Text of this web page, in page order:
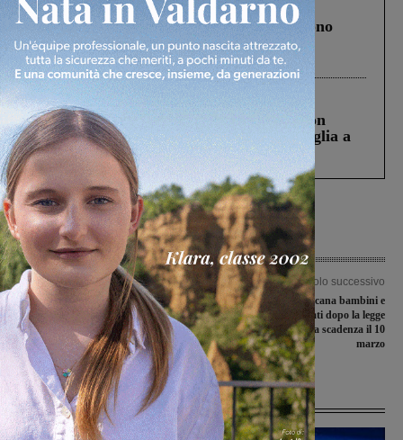
Cronaca 4 Agosto 2026
Un anno fa la strage in A1 in cui morirono
Gianni, Giulia e Franco. Lo schianto, il
processo, lo stop ai sorpassi fra tir....
Cronaca 3 Agosto 2026
Scomparso da una struttura di Castiglion
Fiorentino l’uomo che aveva ucciso la figlia a
Levane nel 2020
Articolo precedente
Sorride la Coop Bucine Valdambra,
disco rosso per polisportiva “Galli” e
Don Bosco Figline
Articolo successivo
Aumentano in Toscana bambini e
ragazzi vaccinati dopo la legge
sull’obbligo. Ultima scadenza il 10
marzo
Ultime Notizie